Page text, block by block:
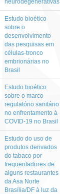
Estudo bioético
sobre o
desenvolvimento
das pesquisas em
células-tronco
embrionárias no
Brasil
Estudo bioético
sobre o marco
regulatório sanitário
no enfrentamento à
COVID-19 no Brasil
Estudo do uso de
produtos derivados
do tabaco por
frequentadores de
alguns restaurantes
da Asa Norte
Brasília/DF à luz da